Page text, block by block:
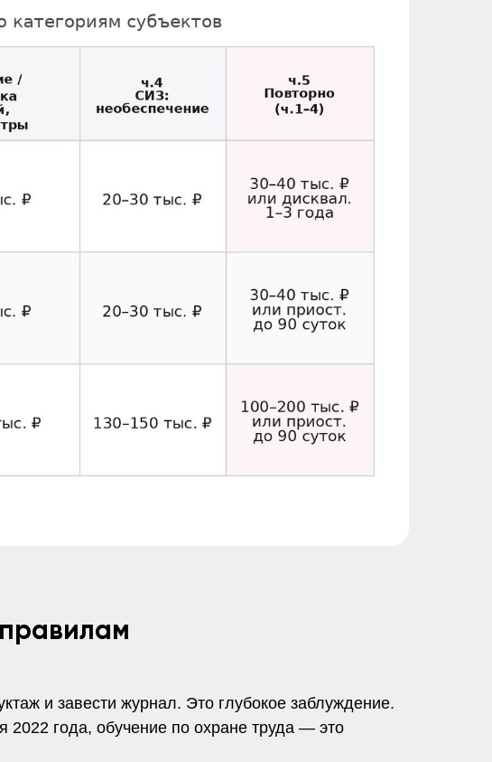
и завести журнал. Это глубокое заблуждение.
2022 года, обучение по охране труда — это